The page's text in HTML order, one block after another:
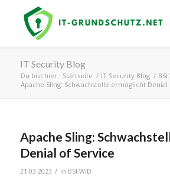
IT Security Blog
Du bist hier: Startseite / IT Security Blog /
Apache Sling: Schwachstelle ermöglicht Denial
Apache Sling:
Denial of Service
21.03.2023 / in BSI.WID